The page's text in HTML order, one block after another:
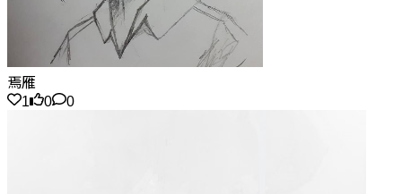
焉雁
1
0 0